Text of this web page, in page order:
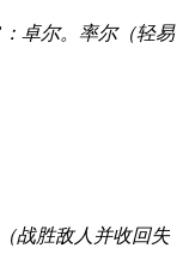
卓尔。率尔（轻易
战胜敌人并收回失